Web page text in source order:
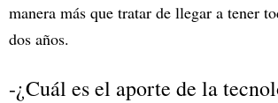
manera más que tratar de llegar a tener
dos años.
-¿Cuál es el aporte de la